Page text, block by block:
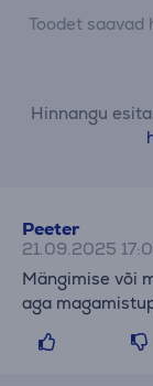
Toodet saavad
Hinnangu
Peeter
21.09.2025
Mängimise või
aga